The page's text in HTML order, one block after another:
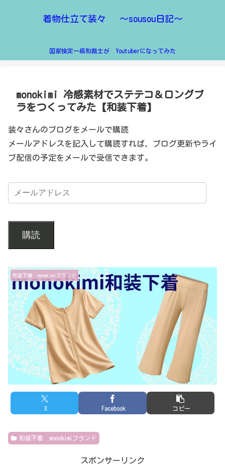
着物仕立て装々 ～sousou日記～
国家検定一級和裁士が Youtuberになってみた
monokimi 冷感素材でステテコ＆ロングブ
ラをつくってみた【和装下着】
装々さんのブログをメールで購読
メールアドレスを記入して購読すれば、ブログ更新やライ
ブ配信の予定をメールで受信できます。
購読
和装下着 monokimiブランド
X Facebook コピー
和装下着 monokimiブランド
スポンサーリンク